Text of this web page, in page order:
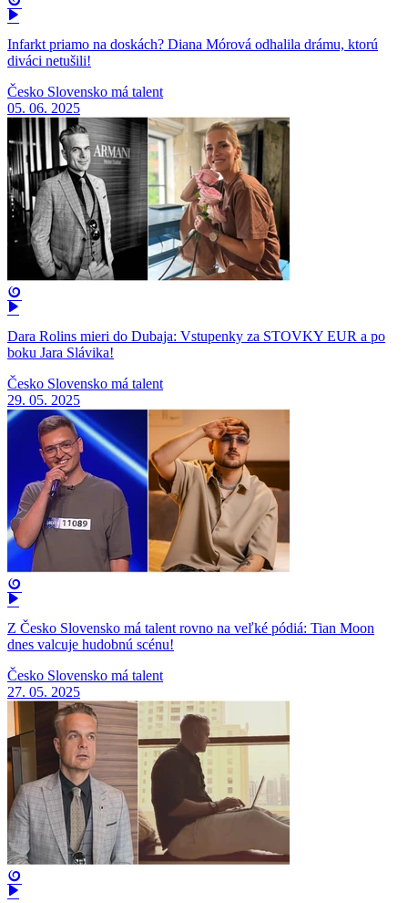
Infarkt priamo na doskách? Diana Mórová odhalila drámu, ktorú
diváci netušili!
Česko Slovensko má talent
05. 06. 2025
Dara Rolins mieri do Dubaja: Vstupenky za STOVKY EUR a po
boku Jara Slávika!
Česko Slovensko má talent
29. 05. 2025
Z Česko Slovensko má talent rovno na veľké pódiá: Tian Moon
dnes valcuje hudobnú scénu!
Česko Slovensko má talent
27. 05. 2025